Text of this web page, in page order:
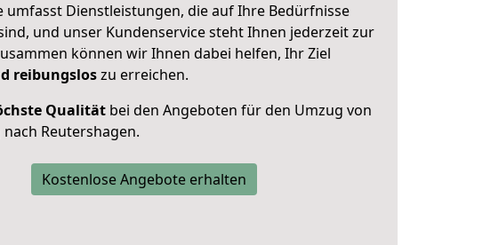
umfasst Dienstleistungen, die auf Ihre Bedürfnisse
und unser Kundenservice steht Ihnen jederzeit zur
können wir Ihnen dabei helfen, Ihr Ziel
reibungsloszu erreichen.
Qualität bei den Angeboten für den Umzug von
Reutershagen.
Kostenlose Angebote erhalten